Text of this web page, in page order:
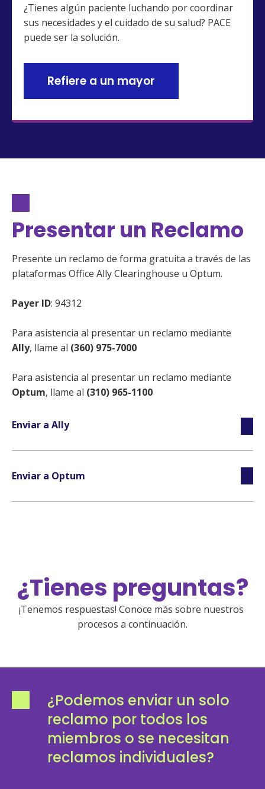
¿Tienes algún paciente luchando por coordinar
sus necesidades y el cuidado de su salud? PACE
puede ser la solución.
Refiere a un mayor
Presentar un Reclamo
Presente un reclamo de forma gratuita a través de las
plataformas Office Ally Clearinghouse u Optum.
Payer ID: 94312
Para asistencia al presentar un reclamo mediante
Ally, llame al (360) 975-7000
Para asistencia al presentar un reclamo mediante
Optum, llame al (310) 965-1100
Enviar a Ally
Enviar a Optum
¿Tienes preguntas?
¡Tenemos respuestas! Conoce más sobre nuestros
procesos a continuación.
¿Podemos enviar un solo
reclamo por todos los
miembros o se necesitan
reclamos individuales?